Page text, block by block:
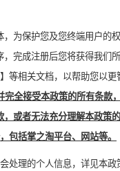
，为保护您及您终端用户的
完成注册后您将获得我们
等相关文档，以帮助您以
全接受本政策的所有条款
或者无法充分理解本政策
包括掌之淘平台、网站等。
处理的个人信息，详见本政